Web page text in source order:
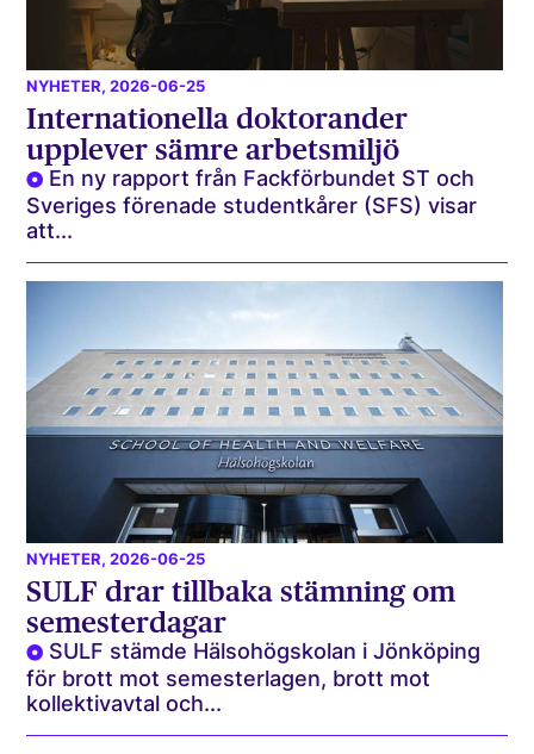
NYHETER, 2026-06-25
Internationella doktorander
upplever sämre arbetsmiljö
En ny rapport från Fackförbundet ST och
Sveriges förenade studentkårer (SFS) visar
att...
NYHETER, 2026-06-25
SULF drar tillbaka stämning om
semesterdagar
SULF stämde Hälsohögskolan i Jönköping
för brott mot semesterlagen, brott mot
kollektivavtal och...